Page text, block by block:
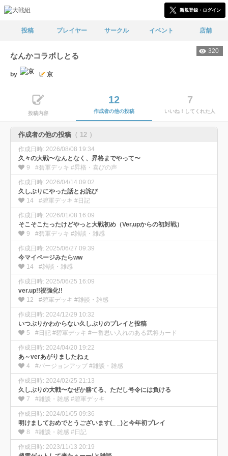
新規登録・ログイン
投稿 プレイヤー サークル イベント 店舗
320
なんかコラボしとる
by 京
投稿内容
12
作成者の他の投稿
7
いいね！してくれた人
作成者の他の投稿 （ 12 ）
作成日時: 2026/08/08 19:34
久々の大戦〜なんとなく、昇格までやって〜
9
#碧軍デッキ #昇格・喜びの声
作成日時: 2026/04/14 09:02
久しぶりにやった話とお詫び
14
#碧軍デッキ #日記
作成日時: 2026/01/08 16:09
そこそこたったけどやっと大戦初め（Ver,upからの初対戦）
9
#碧軍デッキ #雑談・雑感
作成日時: 2025/06/27 09:39
今マイページみたらww
14
#雑談・雑感
作成日時: 2025/06/25 16:09
ver.up!!祝強化!!
12
#碧軍デッキ #雑談・雑感
作成日時: 2024/12/29 10:32
いつぶりかわからない久しぶりのプレイと投稿
5
#日記 #碧軍デッキ #一番思い入れのある武将カード
作成日時: 2024/04/20 19:22
あ～verあがりましたねぇ
4
#バージョンアップ #雑談・雑感
作成日時: 2024/02/25 21:13
久しぶりの大戦〜なぜか勝てる、ただし号令には負ける
7
#雑談・雑感 #碧軍デッキ
作成日時: 2024/01/05 09:36
明けましておめでとうございます(_ _)と今年初プレイ
8
#雑談・雑感 #日記
作成日時: 2023/11/13 20:19